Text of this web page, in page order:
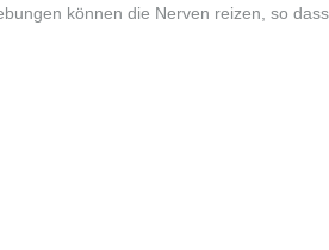
können die Nerven reizen, so